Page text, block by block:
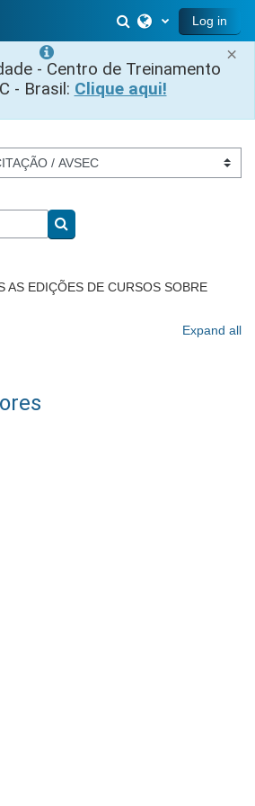
×
- Centro de Treinamento
- Brasil: Clique aqui!
Toggle search
Log in
Search courses
AS EDIÇÕES DE CURSOS SOBRE
Expand all